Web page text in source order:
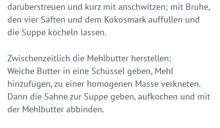
darüberstreuen und kurz mit anschwitzen; mit Brühe,
den vier Säften und dem Kokosmark auffüllen und
die Suppe köcheln lassen.
Zwischenzeitlich die Mehlbutter herstellen:
Weiche Butter in eine Schüssel geben, Mehl
hinzufügen, zu einer homogenen Masse verkneten.
Dann die Sahne zur Suppe geben, aufkochen und mit
der Mehlbutter abbinden.